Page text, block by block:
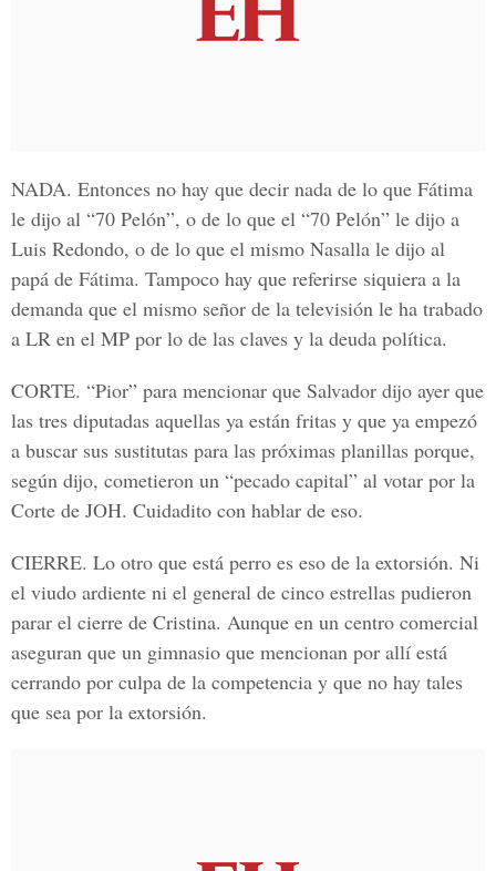
NADA. Entonces no hay que decir nada de lo que Fátima
le dijo al “70 Pelón”, o de lo que el “70 Pelón” le dijo a
Luis Redondo, o de lo que el mismo Nasalla le dijo al
papá de Fátima. Tampoco hay que referirse siquiera a la
demanda que el mismo señor de la televisión le ha trabado
a LR en el MP por lo de las claves y la deuda política.
CORTE. “Pior” para mencionar que Salvador dijo ayer que
las tres diputadas aquellas ya están fritas y que ya empezó
a buscar sus sustitutas para las próximas planillas porque,
según dijo, cometieron un “pecado capital” al votar por la
Corte de JOH. Cuidadito con hablar de eso.
CIERRE. Lo otro que está perro es eso de la extorsión. Ni
el viudo ardiente ni el general de cinco estrellas pudieron
parar el cierre de Cristina. Aunque en un centro comercial
aseguran que un gimnasio que mencionan por allí está
cerrando por culpa de la competencia y que no hay tales
que sea por la extorsión.